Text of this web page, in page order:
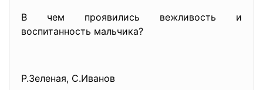
В чем проявились вежливость и
воспитанность мальчика?
Р.Зеленая, С.Иванов